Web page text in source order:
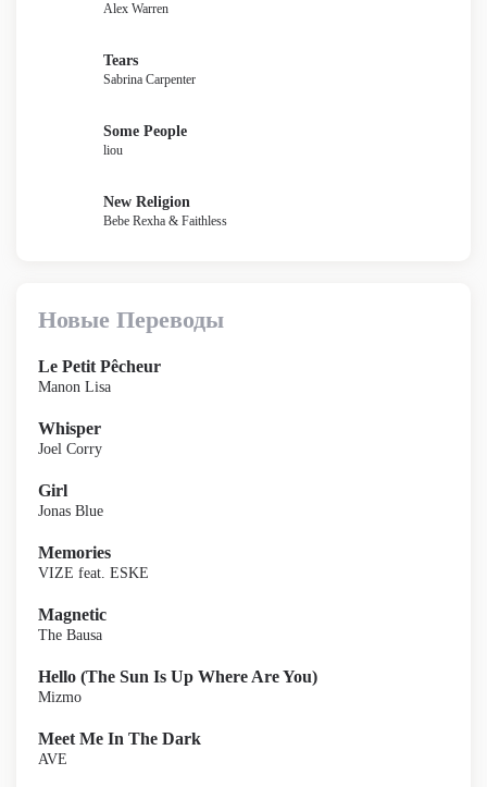
Alex Warren
Tears
Sabrina Carpenter
Some People
liou
New Religion
Bebe Rexha & Faithless
Новые Переводы
Le Petit Pêcheur
Manon Lisa
Whisper
Joel Corry
Girl
Jonas Blue
Memories
VIZE feat. ESKE
Magnetic
The Bausa
Hello (The Sun Is Up Where Are You)
Mizmo
Meet Me In The Dark
AVE